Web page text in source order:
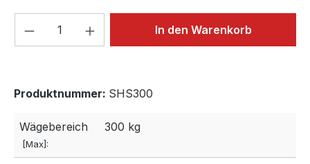
Produkt Anzahl: Gib denIn den Warenkorb
Produktnummer: SHS300
Wägebereich
[Max]:
300 kg